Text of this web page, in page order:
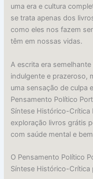
uma era e cultura
se trata apenas dos
como eles nos fazem
têm em nossas vidas.
A escrita era
indulgente e prazeroso,
uma sensação de culpa
Pensamento Político
Síntese Histórico-Crítica
exploração livros grátis
com saúde mental e
O Pensamento Político
Síntese Histórico-Crítica